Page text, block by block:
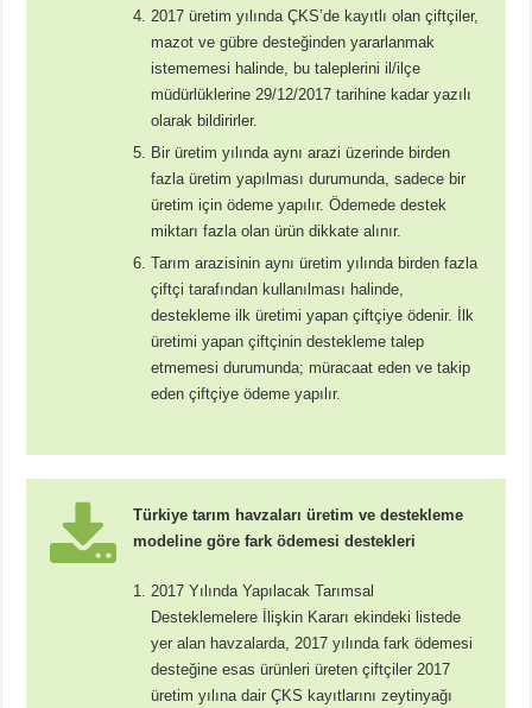
2017 üretim yılında ÇKS’de kayıtlı olan çiftçiler,
mazot ve gübre desteğinden yararlanmak
istememesi halinde, bu taleplerini il/ilçe
müdürlüklerine 29/12/2017 tarihine kadar yazılı
olarak bildirirler.
Bir üretim yılında aynı arazi üzerinde birden
fazla üretim yapılması durumunda, sadece bir
üretim için ödeme yapılır. Ödemede destek
miktarı fazla olan ürün dikkate alınır.
Tarım arazisinin aynı üretim yılında birden fazla
çiftçi tarafından kullanılması halinde,
destekleme ilk üretimi yapan çiftçiye ödenir. İlk
üretimi yapan çiftçinin destekleme talep
etmemesi durumunda; müracaat eden ve takip
eden çiftçiye ödeme yapılır.
Türkiye tarım havzaları üretim ve destekleme
modeline göre fark ödemesi destekleri
2017 Yılında Yapılacak Tarımsal
Desteklemelere İlişkin Kararı ekindeki listede
yer alan havzalarda, 2017 yılında fark ödemesi
desteğine esas ürünleri üreten çiftçiler 2017
üretim yılına dair ÇKS kayıtlarını zeytinyağı